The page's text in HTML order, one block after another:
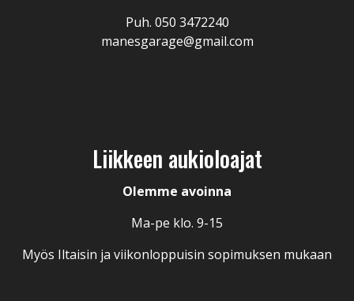
Puh. 050 3472240
manesgarage@gmail.com
Liikkeen aukioloajat
Olemme avoinna
Ma-pe klo. 9-15
Myös Iltaisin ja viikonloppuisin sopimuksen mukaan